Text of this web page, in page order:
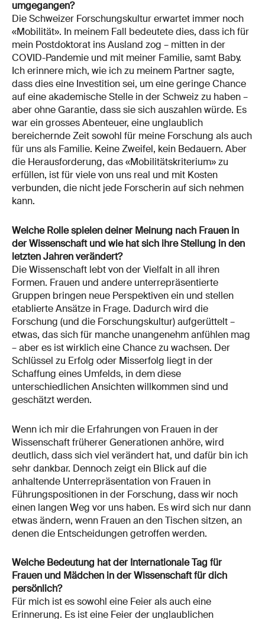
umgegangen?
Die Schweizer Forschungskultur erwartet immer noch
«Mobilität». In meinem Fall bedeutete dies, dass ich für
mein Postdoktorat ins Ausland zog – mitten in der
COVID-Pandemie und mit meiner Familie, samt Baby.
Ich erinnere mich, wie ich zu meinem Partner sagte,
dass dies eine Investition sei, um eine geringe Chance
auf eine akademische Stelle in der Schweiz zu haben –
aber ohne Garantie, dass sie sich auszahlen würde. Es
war ein grosses Abenteuer, eine unglaublich
bereichernde Zeit sowohl für meine Forschung als auch
für uns als Familie. Keine Zweifel, kein Bedauern. Aber
die Herausforderung, das «Mobilitätskriterium» zu
erfüllen, ist für viele von uns real und mit Kosten
verbunden, die nicht jede Forscherin auf sich nehmen
kann.
Welche Rolle spielen deiner Meinung nach Frauen in
der Wissenschaft und wie hat sich ihre Stellung in den
letzten Jahren verändert?
Die Wissenschaft lebt von der Vielfalt in all ihren
Formen. Frauen und andere unterrepräsentierte
Gruppen bringen neue Perspektiven ein und stellen
etablierte Ansätze in Frage. Dadurch wird die
Forschung (und die Forschungskultur) aufgerüttelt –
etwas, das sich für manche unangenehm anfühlen mag
– aber es ist wirklich eine Chance zu wachsen. Der
Schlüssel zu Erfolg oder Misserfolg liegt in der
Schaffung eines Umfelds, in dem diese
unterschiedlichen Ansichten willkommen sind und
geschätzt werden.
Wenn ich mir die Erfahrungen von Frauen in der
Wissenschaft früherer Generationen anhöre, wird
deutlich, dass sich viel verändert hat, und dafür bin ich
sehr dankbar. Dennoch zeigt ein Blick auf die
anhaltende Unterrepräsentation von Frauen in
Führungspositionen in der Forschung, dass wir noch
einen langen Weg vor uns haben. Es wird sich nur dann
etwas ändern, wenn Frauen an den Tischen sitzen, an
denen die Entscheidungen getroffen werden.
Welche Bedeutung hat der Internationale Tag für
Frauen und Mädchen in der Wissenschaft für dich
persönlich?
Für mich ist es sowohl eine Feier als auch eine
Erinnerung. Es ist eine Feier der unglaublichen